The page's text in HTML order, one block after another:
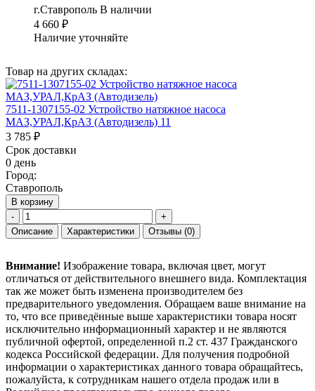
г.Ставрополь В наличии
4 660 ₽
Наличие уточняйте
Товар на других складах:
7511-1307155-02 Устройство натяжное насоса
МАЗ,УРАЛ,КрАЗ (Автодизель) 11
3 785 ₽
Срок доставки
0 день
Город:
Ставрополь
В корзину
-
+
Описание
Характеристики Отзывы (0)
Внимание! Изображение товара, включая цвет, могут
отличаться от действительного внешнего вида. Комплектация
так же может быть изменена производителем без
предварительного уведомления. Обращаем ваше внимание на
то, что все приведённые выше характеристики товара носят
исключительно информационный характер и не являются
публичной офертой, определенной п.2 ст. 437 Гражданского
кодекса Российской федерации. Для получения подробной
информации о характеристиках данного товара обращайтесь,
пожалуйста, к сотрудникам нашего отдела продаж или в